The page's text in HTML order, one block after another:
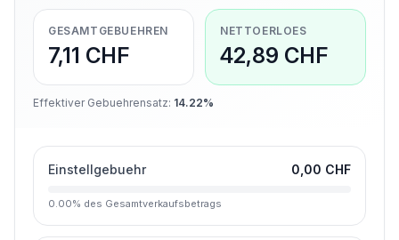
GESAMTGEBUEHREN
7,11 CHF
NETTOERLOES
42,89 CHF
Effektiver Gebuehrensatz: 14.22%
Einstellgebuehr 0,00 CHF
0.00% des Gesamtverkaufsbetrags